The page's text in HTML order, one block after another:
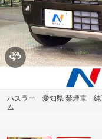
ハスラー 愛知県 禁煙車 純
ム